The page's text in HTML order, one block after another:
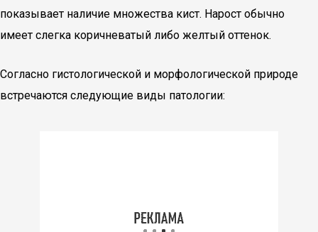
показывает наличие множества кист. Нарост обычно
имеет слегка коричневатый либо желтый оттенок.
Согласно гистологической и морфологической природе
встречаются следующие виды патологии: